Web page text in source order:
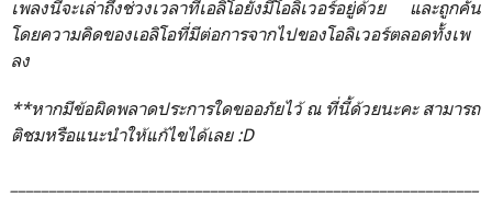
เพลงนี้จะเล่าถึงช่วงเวลาที่เอลิโอยังมีโอลิเวอร์อยู่ด้วย และถูกคั่น
โดยความคิดของเอลิโอที่มีต่อการจากไปของโอลิเวอร์ตลอดทั้งเพ
ลง
**หากมีข้อผิดพลาดประการใดขออภัยไว้ ณ ที่นี้ด้วยนะคะ สามารถ
ติชมหรือแนะนำให้แก้ไขได้เลย :D